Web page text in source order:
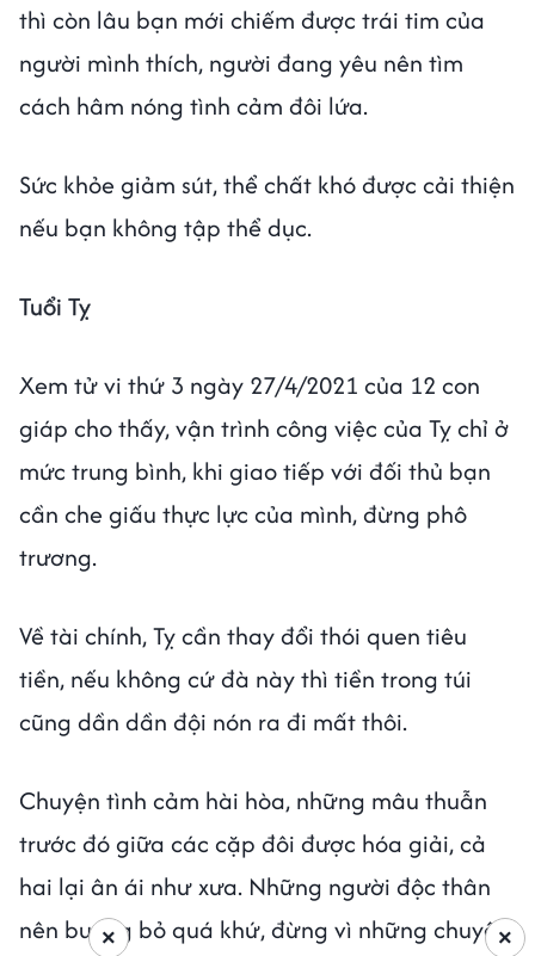
thì còn lâu bạn mới chiếm được trái tim của
người mình thích, người đang yêu nên tìm
cách hâm nóng tình cảm đôi lứa.
Sức khỏe giảm sút, thể chất khó được cải thiện
nếu bạn không tập thể dục.
Tuổi Tỵ
Xem tử vi thứ 3 ngày 27/4/2021 của 12 con
giáp cho thấy, vận trình công việc của Tỵ chỉ ở
mức trung bình, khi giao tiếp với đối thủ bạn
cần che giấu thực lực của mình, đừng phô
trương.
Về tài chính, Tỵ cần thay đổi thói quen tiêu
tiền, nếu không cứ đà này thì tiền trong túi
cũng dần dần đội nón ra đi mất thôi.
Chuyện tình cảm hài hòa, những mâu thuẫn
trước đó giữa các cặp đôi được hóa giải, cả
hai lại ân ái như xưa. Những người độc thân
nên buông bỏ quá khứ, đừng vì những chuyện
×
×